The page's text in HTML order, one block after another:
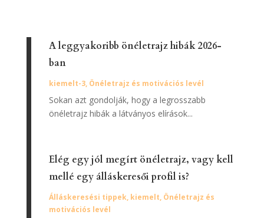
A leggyakoribb önéletrajz hibák 2026-
ban
kiemelt-3, Önéletrajz és motivációs levél
Sokan azt gondolják, hogy a legrosszabb
önéletrajz hibák a látványos elírások...
Elég egy jól megírt önéletrajz, vagy kell
mellé egy álláskeresői profil is?
Álláskeresési tippek, kiemelt, Önéletrajz és
motivációs levél